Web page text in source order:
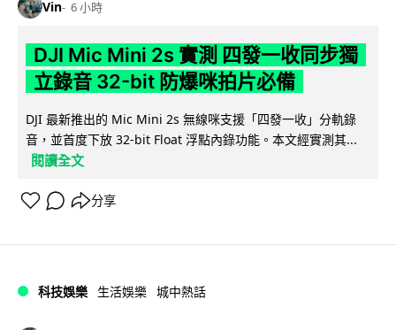
Vin 6 小時
DJI Mic Mini 2s 實測 四發一收同步獨
立錄音 32-bit 防爆咪拍片必備
DJI 最新推出的 Mic Mini 2s 無線咪支援「四發一收」分軌錄
音，並首度下放 32-bit Float 浮點內錄功能。本文經實測其...
閱讀全文
分享
科技娛樂 生活娛樂 城中熱話